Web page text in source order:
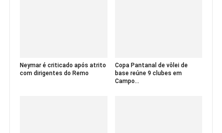
Neymar é criticado após atrito
com dirigentes do Remo
Copa Pantanal de vôlei de
base reúne 9 clubes em
Campo...